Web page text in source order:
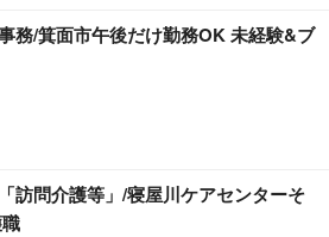
務/箕面市午後だけ勤務OK 未経験&ブ
訪問介護等」/寝屋川ケアセンターそ